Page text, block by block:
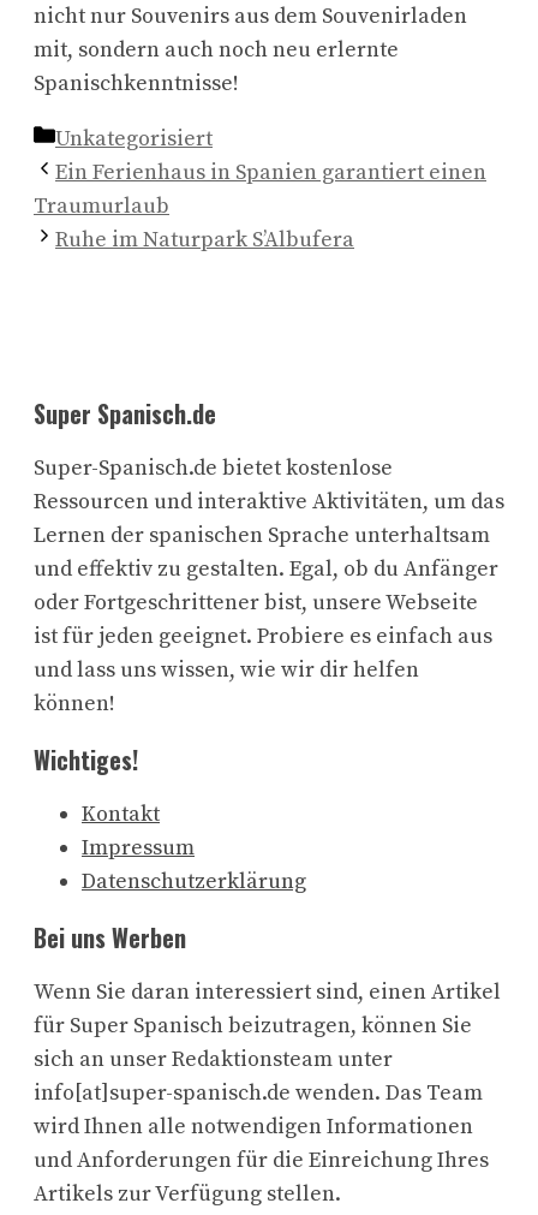
nicht nur Souvenirs aus dem Souvenirladen
mit, sondern auch noch neu erlernte
Spanischkenntnisse!
Kategorien
Unkategorisiert
Ein Ferienhaus in Spanien garantiert einen
Traumurlaub
Ruhe im Naturpark S’Albufera
Super Spanisch.de
Super-Spanisch.de bietet kostenlose
Ressourcen und interaktive Aktivitäten, um das
Lernen der spanischen Sprache unterhaltsam
und effektiv zu gestalten. Egal, ob du Anfänger
oder Fortgeschrittener bist, unsere Webseite
ist für jeden geeignet. Probiere es einfach aus
und lass uns wissen, wie wir dir helfen
können!
Wichtiges!
Kontakt
Impressum
Datenschutzerklärung
Bei uns Werben
Wenn Sie daran interessiert sind, einen Artikel
für Super Spanisch beizutragen, können Sie
sich an unser Redaktionsteam unter
info[at]super-spanisch.de wenden. Das Team
wird Ihnen alle notwendigen Informationen
und Anforderungen für die Einreichung Ihres
Artikels zur Verfügung stellen.